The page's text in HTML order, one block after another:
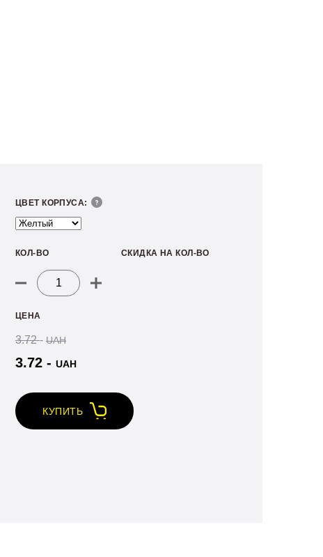
ЦВЕТ КОРПУСА:
КОЛ-ВО
Количество
ПЛОМБА
ТВИСТРЕЙРО
ЦЕНА
3.72- UAH
3.72 - UAH
СКИДКА НА КОЛ-ВО
КУПИТЬ